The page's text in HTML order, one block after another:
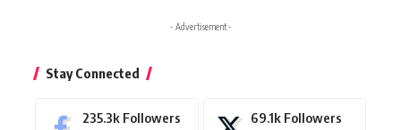
- Advertisement -
Stay Connected
235.3k Followers 69.1k Followers